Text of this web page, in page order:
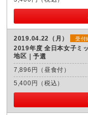
2019.04.22（月） 受付
2019年度 全日本女子ミ
地区
予選
7,896円（昼食付）
5,400円（税込）